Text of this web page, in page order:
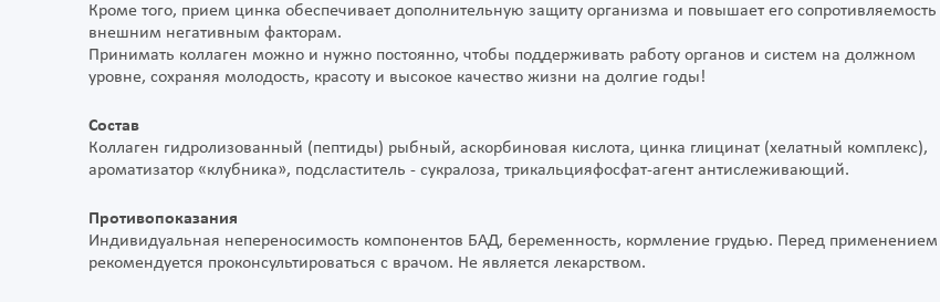
Кроме того, прием цинка обеспечивает дополнительную защиту организма и повышает его сопротивляемость
внешним негативным факторам.
Принимать коллаген можно и нужно постоянно, чтобы поддерживать работу органов и систем на должном
уровне, сохраняя молодость, красоту и высокое качество жизни на долгие годы!
Состав
Коллаген гидролизованный (пептиды) рыбный, аскорбиновая кислота, цинка глицинат (хелатный комплекс),
ароматизатор «клубника», подсластитель - сукралоза, трикальцияфосфат-агент антислеживающий.
Противопоказания
Индивидуальная непереносимость компонентов БАД, беременность, кормление грудью. Перед применением
рекомендуется проконсультироваться с врачом. Не является лекарством.